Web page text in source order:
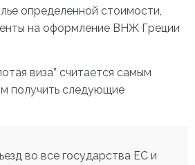
определенной стоимости,
на оформление ВНЖ Греции
виза” считается самым
получить следующие
во все государства ЕС и